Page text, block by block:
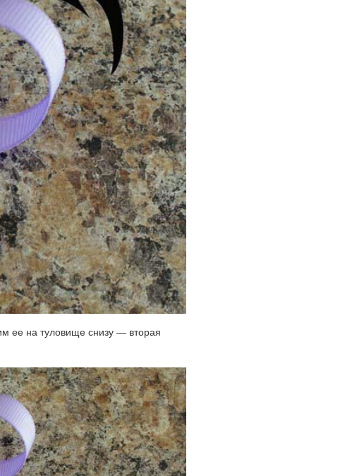
ее на туловище снизу — вторая